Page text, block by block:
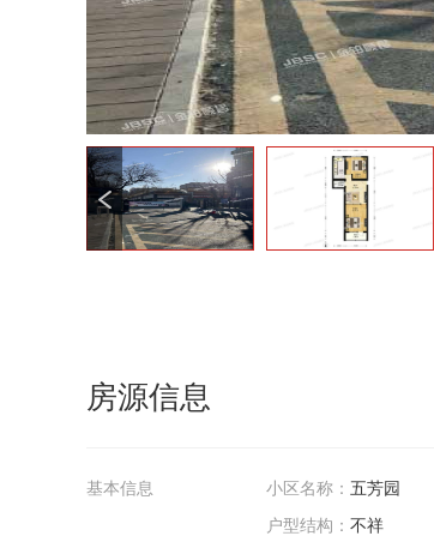
房源信息
基本信息 小区名称： 五芳园
户型结构： 不祥